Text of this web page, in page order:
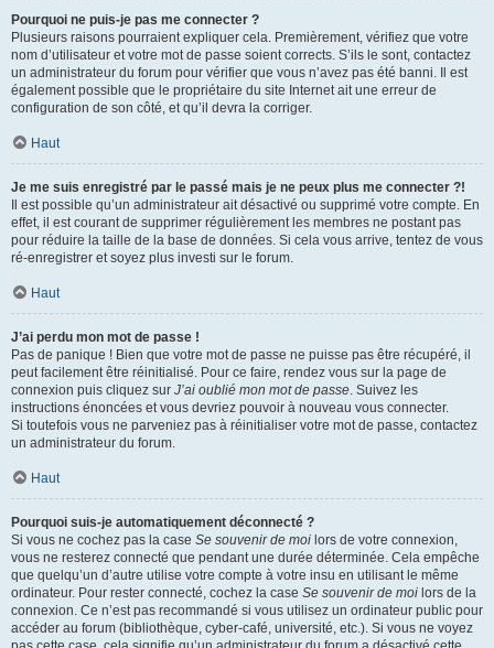
Pourquoi ne puis-je pas me connecter ?
Plusieurs raisons pourraient expliquer cela. Premièrement, vérifiez que votre
nom d’utilisateur et votre mot de passe soient corrects. S’ils le sont, contactez
un administrateur du forum pour vérifier que vous n’avez pas été banni. Il est
également possible que le propriétaire du site Internet ait une erreur de
configuration de son côté, et qu’il devra la corriger.
Haut
Je me suis enregistré par le passé mais je ne peux plus me connecter ?!
Il est possible qu’un administrateur ait désactivé ou supprimé votre compte. En
effet, il est courant de supprimer régulièrement les membres ne postant pas
pour réduire la taille de la base de données. Si cela vous arrive, tentez de vous
ré-enregistrer et soyez plus investi sur le forum.
Haut
J’ai perdu mon mot de passe !
Pas de panique ! Bien que votre mot de passe ne puisse pas être récupéré, il
peut facilement être réinitialisé. Pour ce faire, rendez vous sur la page de
connexion puis cliquez sur J’ai oublié mon mot de passe. Suivez les
instructions énoncées et vous devriez pouvoir à nouveau vous connecter.
Si toutefois vous ne parveniez pas à réinitialiser votre mot de passe, contactez
un administrateur du forum.
Haut
Pourquoi suis-je automatiquement déconnecté ?
Si vous ne cochez pas la case Se souvenir de moi lors de votre connexion,
vous ne resterez connecté que pendant une durée déterminée. Cela empêche
que quelqu’un d’autre utilise votre compte à votre insu en utilisant le même
ordinateur. Pour rester connecté, cochez la case Se souvenir de moi lors de la
connexion. Ce n’est pas recommandé si vous utilisez un ordinateur public pour
accéder au forum (bibliothèque, cyber-café, université, etc.). Si vous ne voyez